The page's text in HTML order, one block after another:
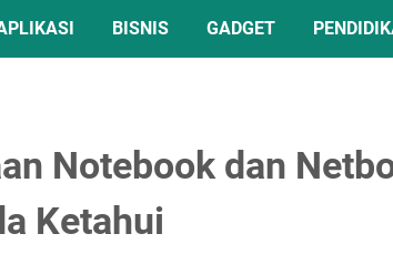
BISNIS GADGET
Notebook dan
Ketahui